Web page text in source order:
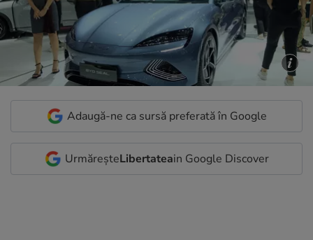
Adaugă-ne ca sursă preferată în Google
UrmăreșteLibertateain Google Discover